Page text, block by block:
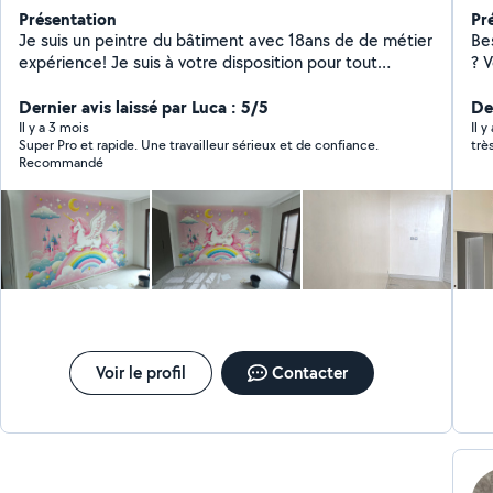
Présentation
Je suis un peintre du bâtiment avec 18ans de de métier
expérience! Je suis à votre disposition pour tout
enduits décoratifs e stucco faux marbre tapissirie etc
ne exite pas merci
Dernier avis laissé par Luca : 5/5
Il y a 3 mois
Super Pro et rapide. Une travailleur sérieux et de confiance.
Recommandé
Voir le profil Contacter
? Vous êtes au bon endroit Je transforme vos idées en
tête) Installation de
pensée)
plus vite)
et
Il y